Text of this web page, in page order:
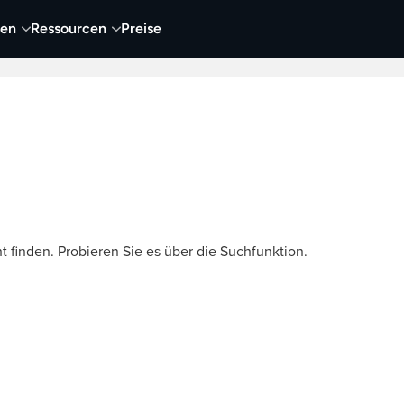
Ressourcen Preise
Video Visueller Content
Probieren Sie es über die Suchfunktion.